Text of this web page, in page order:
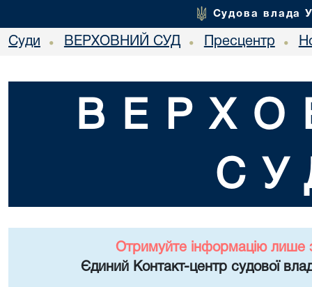
Судова влада
Суди • ВЕРХОВНИЙ СУД • Пресцентр •
Отримуйте інформацію лише
Єдиний Контакт-центр судової